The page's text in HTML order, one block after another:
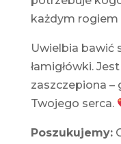
każdym
Uwielbia bawić
łamigłówki.
zaszczepiona
Twojego serca.
Poszukujemy: